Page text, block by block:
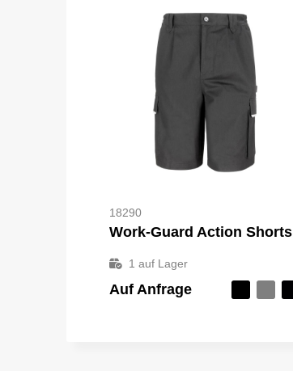
18290
Work-Guard Action Shorts
1 auf Lager
Auf Anfrage